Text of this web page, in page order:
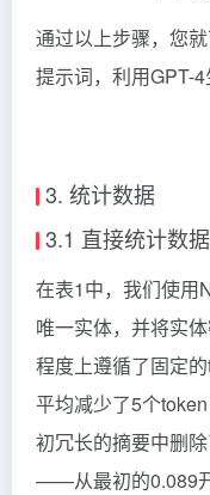
通过以上步骤，您
提示词，利用GPT-
3. 统计数据
3.1 直接统计数据
在表1中，我们使用
唯一实体，并将实
程度上遵循了固定
平均减少了5个
初冗长的摘要中删
——从最初的0.089